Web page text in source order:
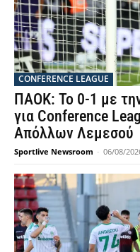
CONFERENCE LEAGUE
ΠΑΟΚ: Το 0-1 με
για Conference
Απόλλων Λεμεσού
Sportlive Newsroom - 06/08/